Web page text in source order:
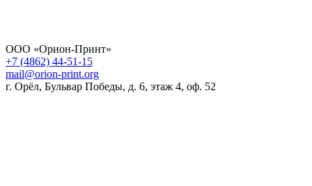
ООО «Орион-Принт»
+7 (4862) 44-51-15
mail@orion-print.org
г. Орёл, Бульвар Победы, д. 6, этаж 4, оф. 52